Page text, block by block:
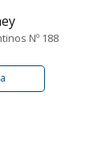
Nº 188